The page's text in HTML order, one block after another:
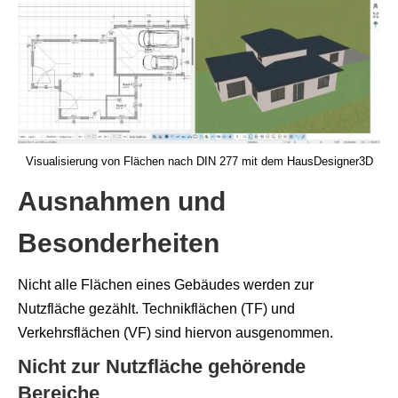
Visualisierung von Flächen nach DIN 277 mit dem HausDesigner3D
Ausnahmen und
Besonderheiten
Nicht alle Flächen eines Gebäudes werden zur
Nutzfläche gezählt. Technikflächen (TF) und
Verkehrsflächen (VF) sind hiervon ausgenommen.
Nicht zur Nutzfläche gehörende
Bereiche